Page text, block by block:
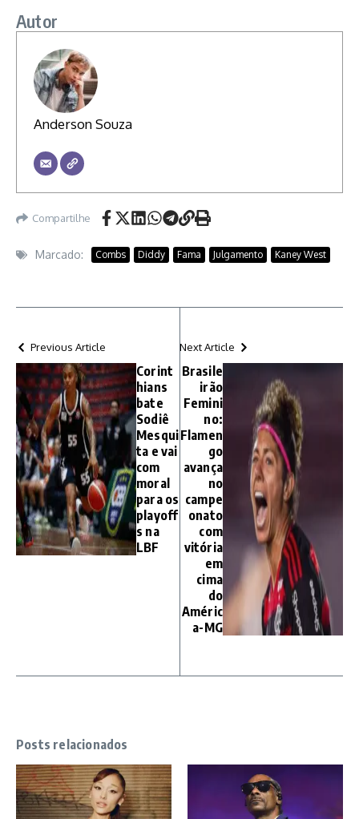
Autor
Anderson Souza
Compartilhe
Marcado: Combs Diddy Fama Julgamento Kaney West
Previous Article
Corint
hians
bate
Sodiê
Mesqui
ta e vai
com
moral
para os
playoff
s na
LBF
Next Article
Brasile
irão
Femini
no:
Flamen
go
avança
no
campe
onato
com
vitória
em
cima
do
Améric
a-MG
Posts relacionados